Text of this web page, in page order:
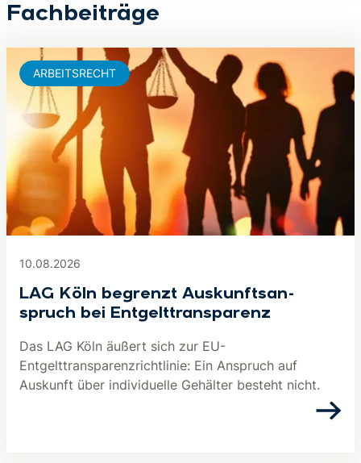
Fachbeiträge
10.08.2026
LAG Köln begrenzt Aus­kunfts­an­
spruch bei Ent­gelt­trans­pa­renz
Das LAG Köln äußert sich zur EU-
Entgelttransparenzrichtlinie: Ein Anspruch auf
Auskunft über individuelle Gehälter besteht nicht.
ARBEITSRECHT